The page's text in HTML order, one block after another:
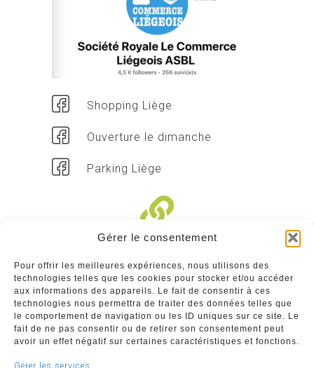
Gérer le consentement
Pour offrir les meilleures expériences, nous utilisons des
technologies telles que les cookies pour stocker et/ou accéder
aux informations des appareils. Le fait de consentir à ces
technologies nous permettra de traiter des données telles que
le comportement de navigation ou les ID uniques sur ce site. Le
fait de ne pas consentir ou de retirer son consentement peut
avoir un effet négatif sur certaines caractéristiques et fonctions.
Gérer les services
Shopping Liège
Ouverture le dimanche
Parking Liège
Commerçants
Annuaire des commerçants : insérez gratuitement
votre activité dans notre annuaire sur notre site ci-
dessous